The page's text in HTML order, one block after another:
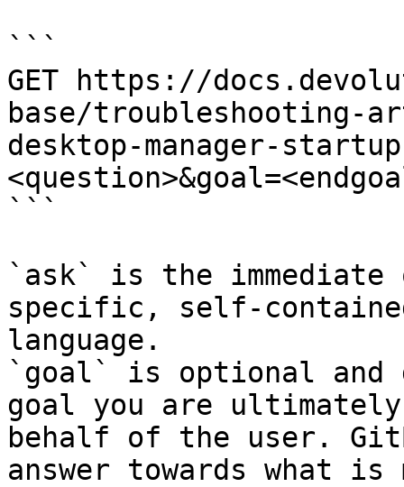
```
GET https://
base/troubleshooting-
desktop-manager-
```
`ask` is the
specific, self-
language.
`goal` is optional and
goal you are
behalf of the user.
answer towards what